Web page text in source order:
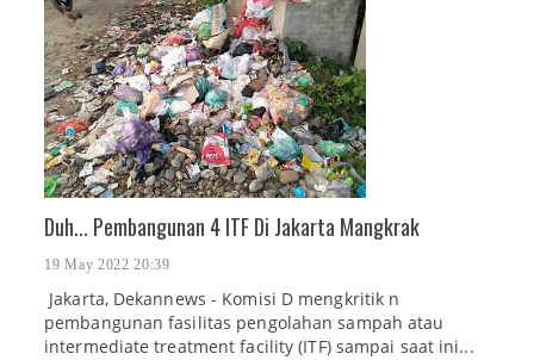
Duh... Pembangunan 4 ITF Di Jakarta Mangkrak
19 May 2022 20:39
Jakarta, Dekannews - Komisi D mengkritik n
pembangunan fasilitas pengolahan sampah atau
intermediate treatment facility (ITF) sampai saat ini...